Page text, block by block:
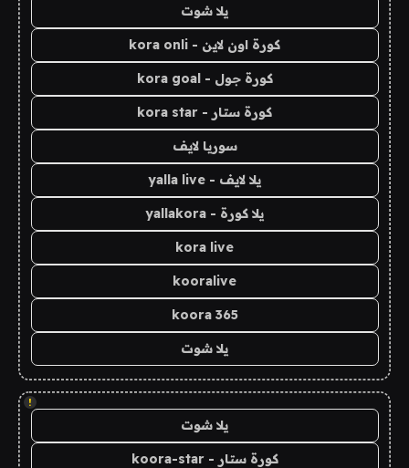
يلا شوت
كورة اون لاين - kora onli
كورة جول - kora goal
كورة ستار - kora star
سوريا لايف
يلا لايف - yalla live
يلا كورة - yallakora
kora live
kooralive
koora 365
يلا شوت
!
يلا شوت
كورة ستار - koora-star